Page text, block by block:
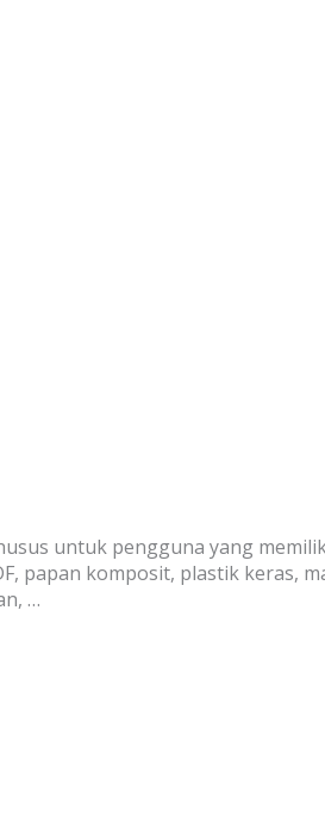
untuk pengguna yang
papan komposit, plastik keras,
…